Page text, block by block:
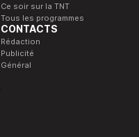
Ce soir sur la TNT
Tous les programmes
CONTACTS
Rédaction
Publicité
Général